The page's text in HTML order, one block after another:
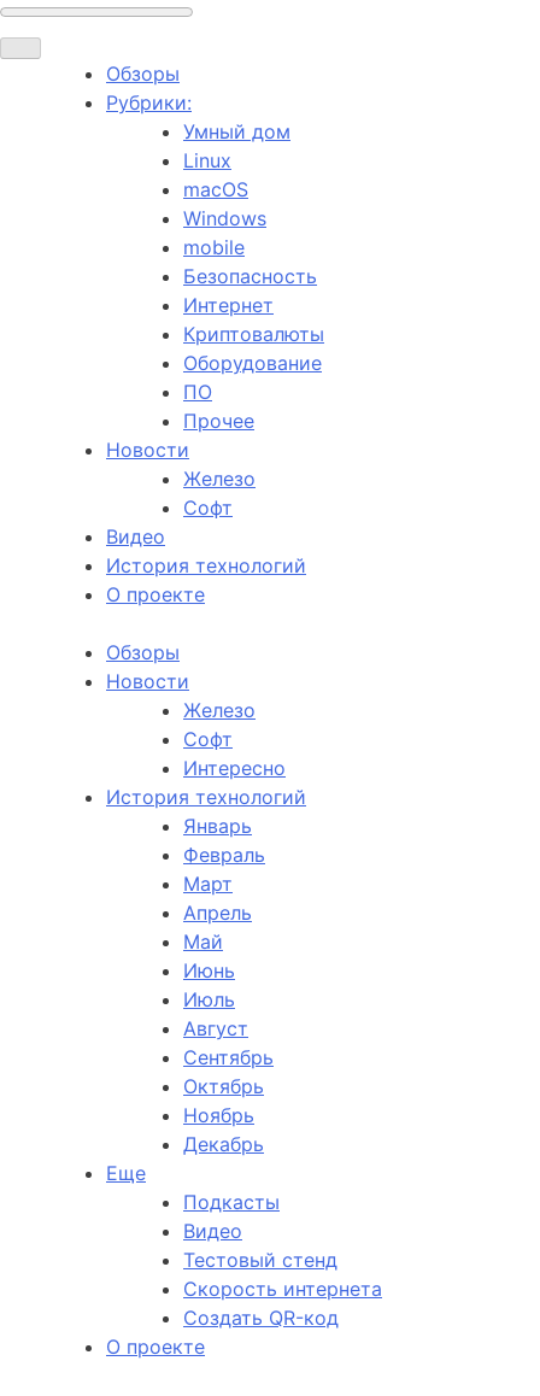
Обзоры
Рубрики:
Умный дом
Linux
macOS
Windows
mobile
Безопасность
Интернет
Криптовалюты
Оборудование
ПО
Прочее
Новости
Железо
Софт
Видео
История технологий
О проекте
Обзоры
Новости
Железо
Софт
Интересно
История технологий
Январь
Февраль
Март
Апрель
Май
Июнь
Июль
Август
Сентябрь
Октябрь
Ноябрь
Декабрь
Еще
Подкасты
Видео
Тестовый стенд
Скорость интернета
Создать QR-код
О проекте